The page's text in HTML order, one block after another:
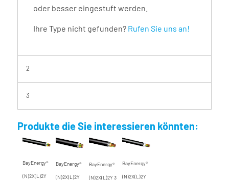
oder besser eingestuft werden.
Ihre Type nicht gefunden? Rufen Sie uns an!
2
3
Produkte die Sie interessieren könnten:
BayEnergy®
(N)2X(L)2Y
BayEnergy®
(N)2X(L)2Y
BayEnergy®
(N)2X(L)2Y 3
BayEnergy®
(N)2X(L)2Y